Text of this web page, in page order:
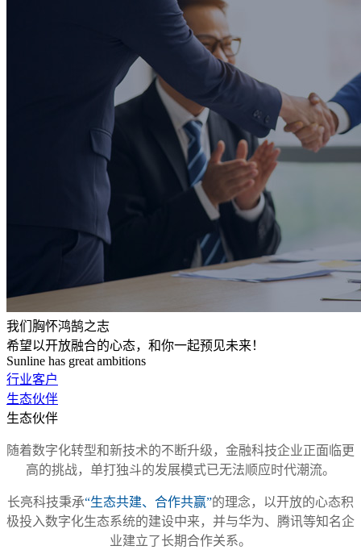
我们胸怀鸿鹄之志
希望以开放融合的心态，和你一起预见未来！
Sunline has great ambitions
行业客户
生态伙伴
生态伙伴
随着数字化转型和新技术的不断升级，金融科技企业正面临更
高的挑战，单打独斗的发展模式已无法顺应时代潮流。
长亮科技秉承“生态共建、合作共赢”的理念，以开放的心态积
极投入数字化生态系统的建设中来，并与华为、腾讯等知名企
业建立了长期合作关系。